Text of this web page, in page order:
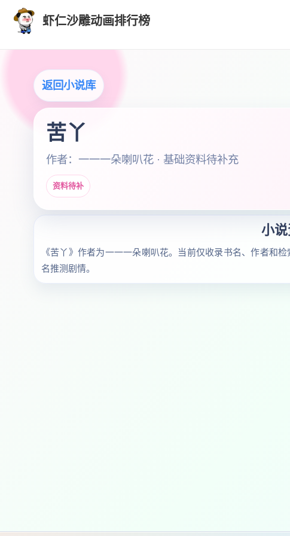
虾仁沙雕动画排行榜
返回小说库
苦丫
作者：一一一朵喇叭花 · 基础资料待补充
资料待补
小
《苦丫》作者为一一一朵喇叭花。当前仅收录书名、作者和
名推测剧情。